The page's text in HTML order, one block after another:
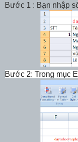
Bước 1 : Bạn nhập
Bước 2: Trong mục